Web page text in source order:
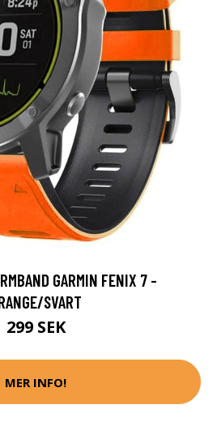
GARMIN FENIX 7 -
SVART
299 SEK
MER INFO!